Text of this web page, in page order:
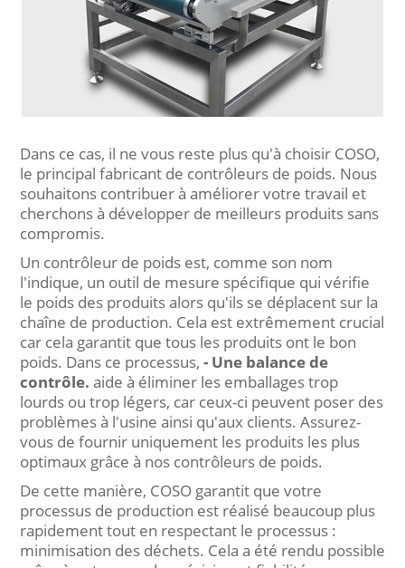
Dans ce cas, il ne vous reste plus qu'à choisir COSO,
le principal fabricant de contrôleurs de poids. Nous
souhaitons contribuer à améliorer votre travail et
cherchons à développer de meilleurs produits sans
compromis.
Un contrôleur de poids est, comme son nom
l'indique, un outil de mesure spécifique qui vérifie
le poids des produits alors qu'ils se déplacent sur la
chaîne de production. Cela est extrêmement crucial
car cela garantit que tous les produits ont le bon
poids. Dans ce processus, - Une balance de
contrôle. aide à éliminer les emballages trop
lourds ou trop légers, car ceux-ci peuvent poser des
problèmes à l'usine ainsi qu'aux clients. Assurez-
vous de fournir uniquement les produits les plus
optimaux grâce à nos contrôleurs de poids.
De cette manière, COSO garantit que votre
processus de production est réalisé beaucoup plus
rapidement tout en respectant le processus :
minimisation des déchets. Cela a été rendu possible